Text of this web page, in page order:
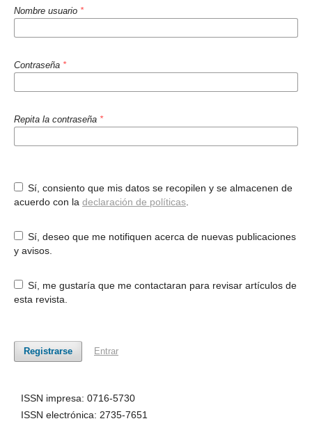
Nombre usuario *
Contraseña *
Repita la contraseña *
Sí, consiento que mis datos se recopilen y se almacenen de
acuerdo con la declaración de políticas.
Sí, deseo que me notifiquen acerca de nuevas publicaciones
y avisos.
Sí, me gustaría que me contactaran para revisar artículos de
esta revista.
Registrarse Entrar
ISSN impresa: 0716-5730
ISSN electrónica: 2735-7651